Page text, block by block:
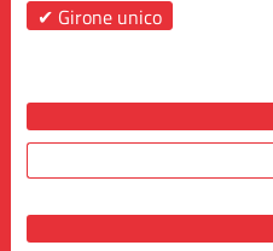
✔ Girone unico